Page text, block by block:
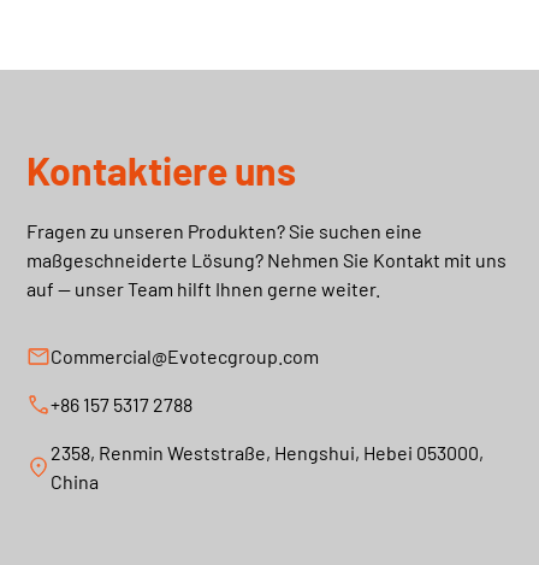
Kontaktiere uns
Fragen zu unseren Produkten? Sie suchen eine
maßgeschneiderte Lösung? Nehmen Sie Kontakt mit uns
auf — unser Team hilft Ihnen gerne weiter.
Commercial@Evotecgroup.com
+86 157 5317 2788
2358, Renmin Weststraße, Hengshui, Hebei 053000,
China